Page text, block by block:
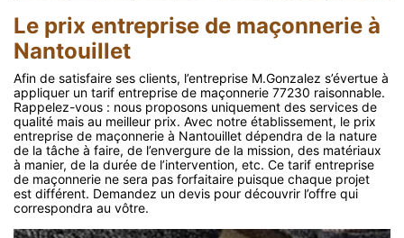
Le prix entreprise de maçonnerie à
Nantouillet
Afin de satisfaire ses clients, l’entreprise M.Gonzalez s’évertue à
appliquer un tarif entreprise de maçonnerie 77230 raisonnable.
Rappelez-vous : nous proposons uniquement des services de
qualité mais au meilleur prix. Avec notre établissement, le prix
entreprise de maçonnerie à Nantouillet dépendra de la nature
de la tâche à faire, de l’envergure de la mission, des matériaux
à manier, de la durée de l’intervention, etc. Ce tarif entreprise
de maçonnerie ne sera pas forfaitaire puisque chaque projet
est différent. Demandez un devis pour découvrir l’offre qui
correspondra au vôtre.